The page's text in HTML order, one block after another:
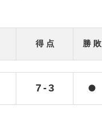
得 点 勝 敗
7-3